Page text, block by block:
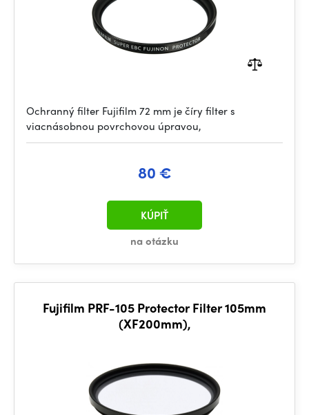
Ochranný filter Fujifilm 72 mm je číry filter s
viacnásobnou povrchovou úpravou,
80 €
na otázku
KÚPIŤ
Fujifilm PRF-105 Protector Filter 105mm
(XF200mm),